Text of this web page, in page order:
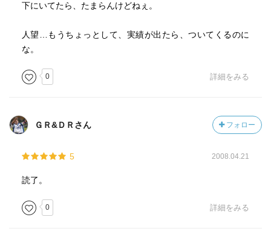
下にいてたら、たまらんけどねぇ。
人望…もうちょっとして、実績が出たら、ついてくるのに
な。
0 詳細をみる
ＧＲ&ＤＲさん フォロー
5 2008.04.21
読了。
0 詳細をみる